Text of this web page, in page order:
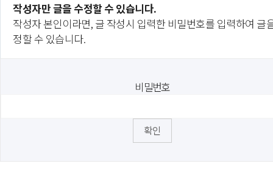
작성자만 글을 수정할 수 있습니다.
작성자 본인이라면, 글 작성시 입력한 비밀번호를 입력하여 글
정할 수 있습니다.
비밀번호